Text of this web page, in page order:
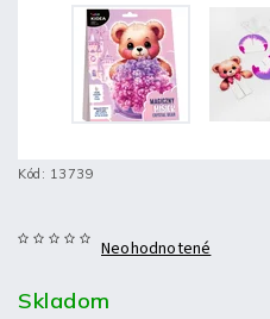
Kód: 13739
Neohodnotené
Skladom